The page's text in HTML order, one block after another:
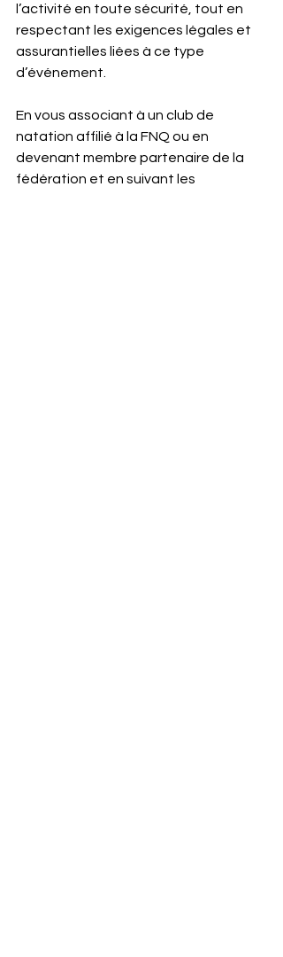
l’activité en toute sécurité, tout en
respectant les exigences légales et
assurantielles liées à ce type
d’événement.
En vous associant à un club de
natation affilié à la FNQ ou en
devenant membre partenaire de la
fédération et en suivant les